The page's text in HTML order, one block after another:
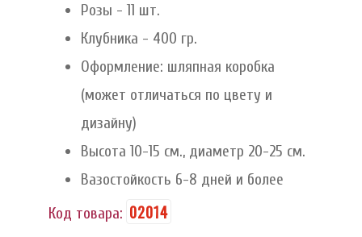
Розы - 11 шт.
Клубника - 400 гр.
Оформление: шляпная коробка
(может отличаться по цвету и
дизайну)
Высота 10-15 см., диаметр 20-25 см.
Вазостойкость 6-8 дней и более
Код товара: 02014